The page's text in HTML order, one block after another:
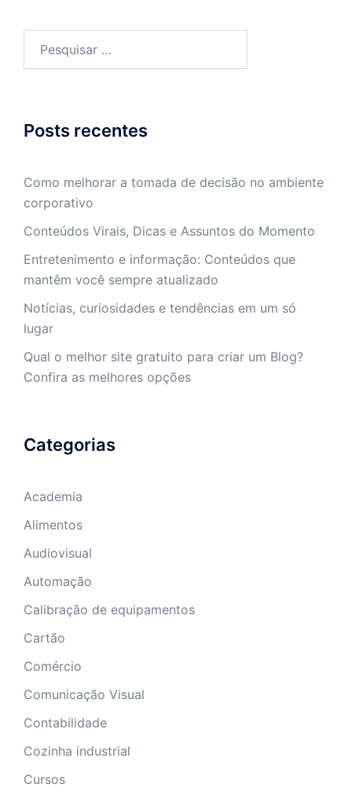
por:
Posts recentes
Como melhorar a tomada de decisão no ambiente
corporativo
Conteúdos Virais, Dicas e Assuntos do Momento
Entretenimento e informação: Conteúdos que
mantêm você sempre atualizado
Notícias, curiosidades e tendências em um só
lugar
Qual o melhor site gratuito para criar um Blog?
Confira as melhores opções
Categorias
Academia
Alimentos
Audiovisual
Automação
Calibração de equipamentos
Cartão
Comércio
Comunicação Visual
Contabilidade
Cozinha industrial
Cursos